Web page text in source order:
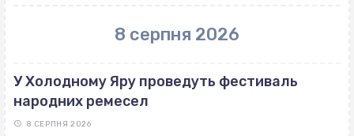
8 серпня 2026
У Холодному Яру проведуть фестиваль
народних ремесел
8 СЕРПНЯ 2026